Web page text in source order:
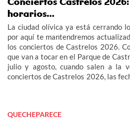
horarios…
La ciudad olívica ya está cerrando
por aquí te mantendremos
los conciertos de Castrelos 2026.
que van a tocar en el Parque de
julio y agosto, cuando salen a la
conciertos de Castrelos 2026, las
QUECHEPARECE